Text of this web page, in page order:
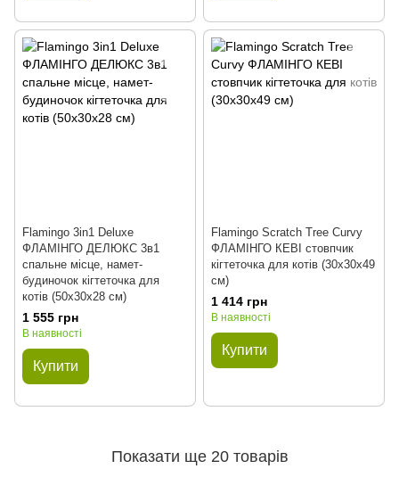
Flamingo 3in1 Deluxe
ФЛАМІНГО ДЕЛЮКС 3в1
спальне місце, намет-
будиночок кігтеточка для
котів (50х30х28 см)
1 555 грн
В наявності
Купити
Flamingo Scratch Tree Curvy
ФЛАМІНГО КЕВІ стовпчик
кігтеточка для котів (30х30х49
см)
1 414 грн
В наявності
Купити
Показати ще 20 товарів